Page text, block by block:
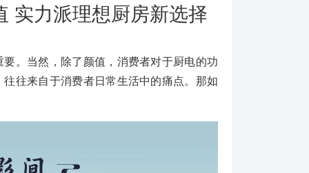
实力派理想厨房新选择
。当然，除了颜值，消费者对于厨电的功
往来自于消费者日常生活中的痛点。那如